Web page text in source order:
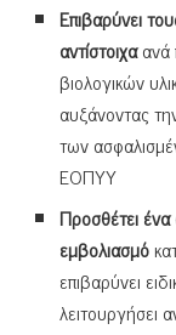
Επιβαρύνει
αντίστοιχαανά
βιολογικών
αυξάνοντας
των
ΕΟΠΥΥ
Προσθέτει
εμβολιασμό
επιβαρύνει
λειτουργήσει